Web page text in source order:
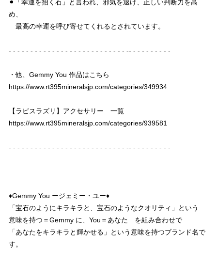
⚫︎「幸運を招く石」と言われ、邪気を退け、正しい判断力を高
め、
最高の幸運を呼び寄せてくれるとされています。
- - - - - - - - - - - - - - - - - - - - - - - - - - - -- - - - - - - - - -
・他、Gemmy You 作品はこちら
https://www.rt395mineralsjp.com/categories/349934
【ラピスラズリ】アクセサリー 一覧
https://www.rt395mineralsjp.com/categories/939581
- - - - - - - - - - - - - - - - - - - - - - - - - - - -- - - - - - - - - -
♦︎Gemmy You ージェミー・ユー♦︎
「宝石のようにキラキラと、宝石のようなクオリティ」という
意味を持つ＝Gemmy に、You＝あなた を組み合わせで
「あなたをキラキラと輝かせる」という意味を持つブランド名で
す。